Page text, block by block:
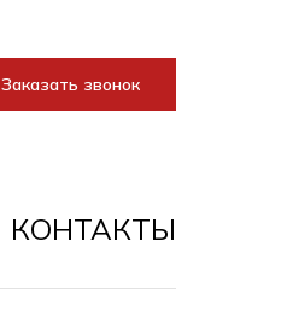
Заказать звонок
КОНТАКТЫ